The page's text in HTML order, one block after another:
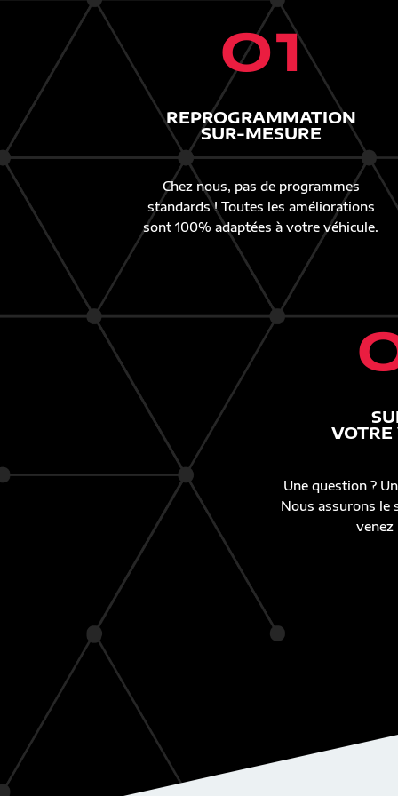
01
REPROGRAMMATION
SUR-MESURE
Chez nous, pas de programmes
standards ! Toutes les améliorations
sont 100% adaptées à votre véhicule.
Une question ?
Nous assurons le
venez